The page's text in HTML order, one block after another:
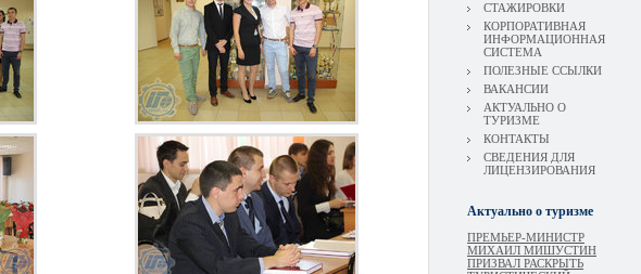
СТАЖИРОВКИ
КОРПОРАТИВНАЯ
ИНФОРМАЦИОННАЯ
СИСТЕМА
ПОЛЕЗНЫЕ ССЫЛКИ
ВАКАНСИИ
АКТУАЛЬНО О
ТУРИЗМЕ
КОНТАКТЫ
СВЕДЕНИЯ ДЛЯ
ЛИЦЕНЗИРОВАНИЯ
Актуально о туризме
ПРЕМЬЕР-МИНИСТР
МИХАИЛ МИШУСТИН
ПРИЗВАЛ РАСКРЫТЬ